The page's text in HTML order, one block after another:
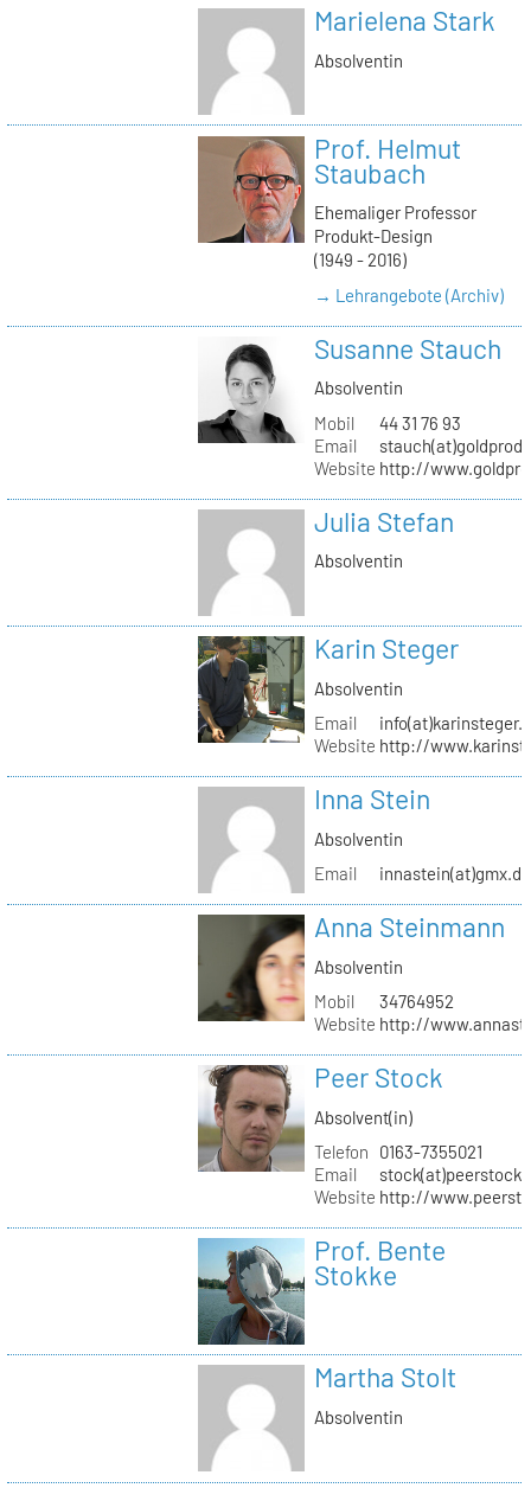
Marielena Stark
Absolventin
Prof. Helmut
Staubach
Ehemaliger Professor
Produkt-Design
(1949 - 2016)
→ Lehrangebote (Archiv)
Susanne Stauch
Absolventin
Mobil
44 31 76 93
Email
Website http://
Julia Stefan
Absolventin
Karin Steger
Absolventin
Email
Website http://
Inna Stein
Absolventin
Email
innastein(at)gmx.de
Anna Steinmann
Absolventin
Mobil
34764952
Website http://
Peer Stock
Absolvent(in)
Telefon
0163-7355021
Email
Website http://
Prof. Bente
Stokke
Martha Stolt
Absolventin